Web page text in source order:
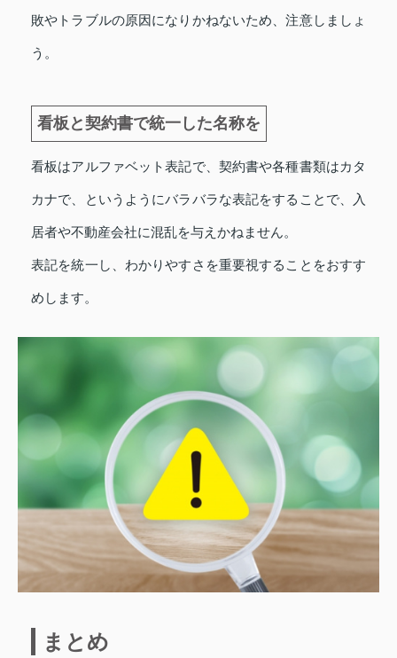
敗やトラブルの原因になりかねないため、注意しましょ
う。
看板と契約書で統一した名称を
看板はアルファベット表記で、契約書や各種書類はカタ
カナで、というようにバラバラな表記をすることで、入
居者や不動産会社に混乱を与えかねません。
表記を統一し、わかりやすさを重要視することをおすす
めします。
まとめ